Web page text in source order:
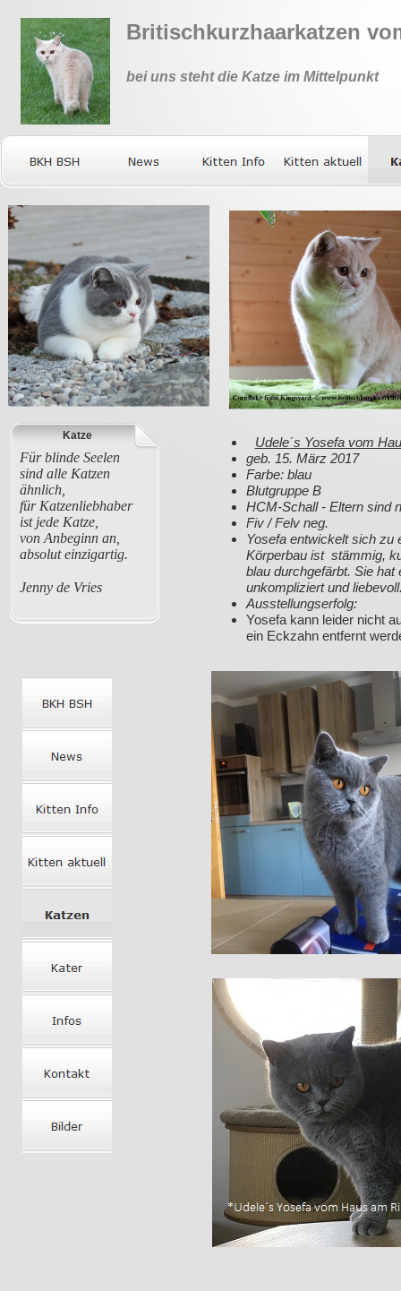
Britischkurzhaarkatzen
bei uns steht die Katze im Mittelpunkt
Katze
Für blinde Seelen
sind alle Katzen
ähnlich,
für Katzenliebhaber
ist jede Katze,
von Anbeginn an,
absolut einzigartig.
Jenny de Vries
Udele´s Yosefa vom
geb. 15.
Farbe: blau
Blutgruppe B
HCM-Schall - Eltern sind
Fiv / Felv neg.
Yosefa entwickelt sich zu
Körperbau ist stämmig,
blau durchgefärbt. Sie
unkompliziert und
Ausstellungserfolg:
Yosefa kann leider nicht
ein Eckzahn entfernt